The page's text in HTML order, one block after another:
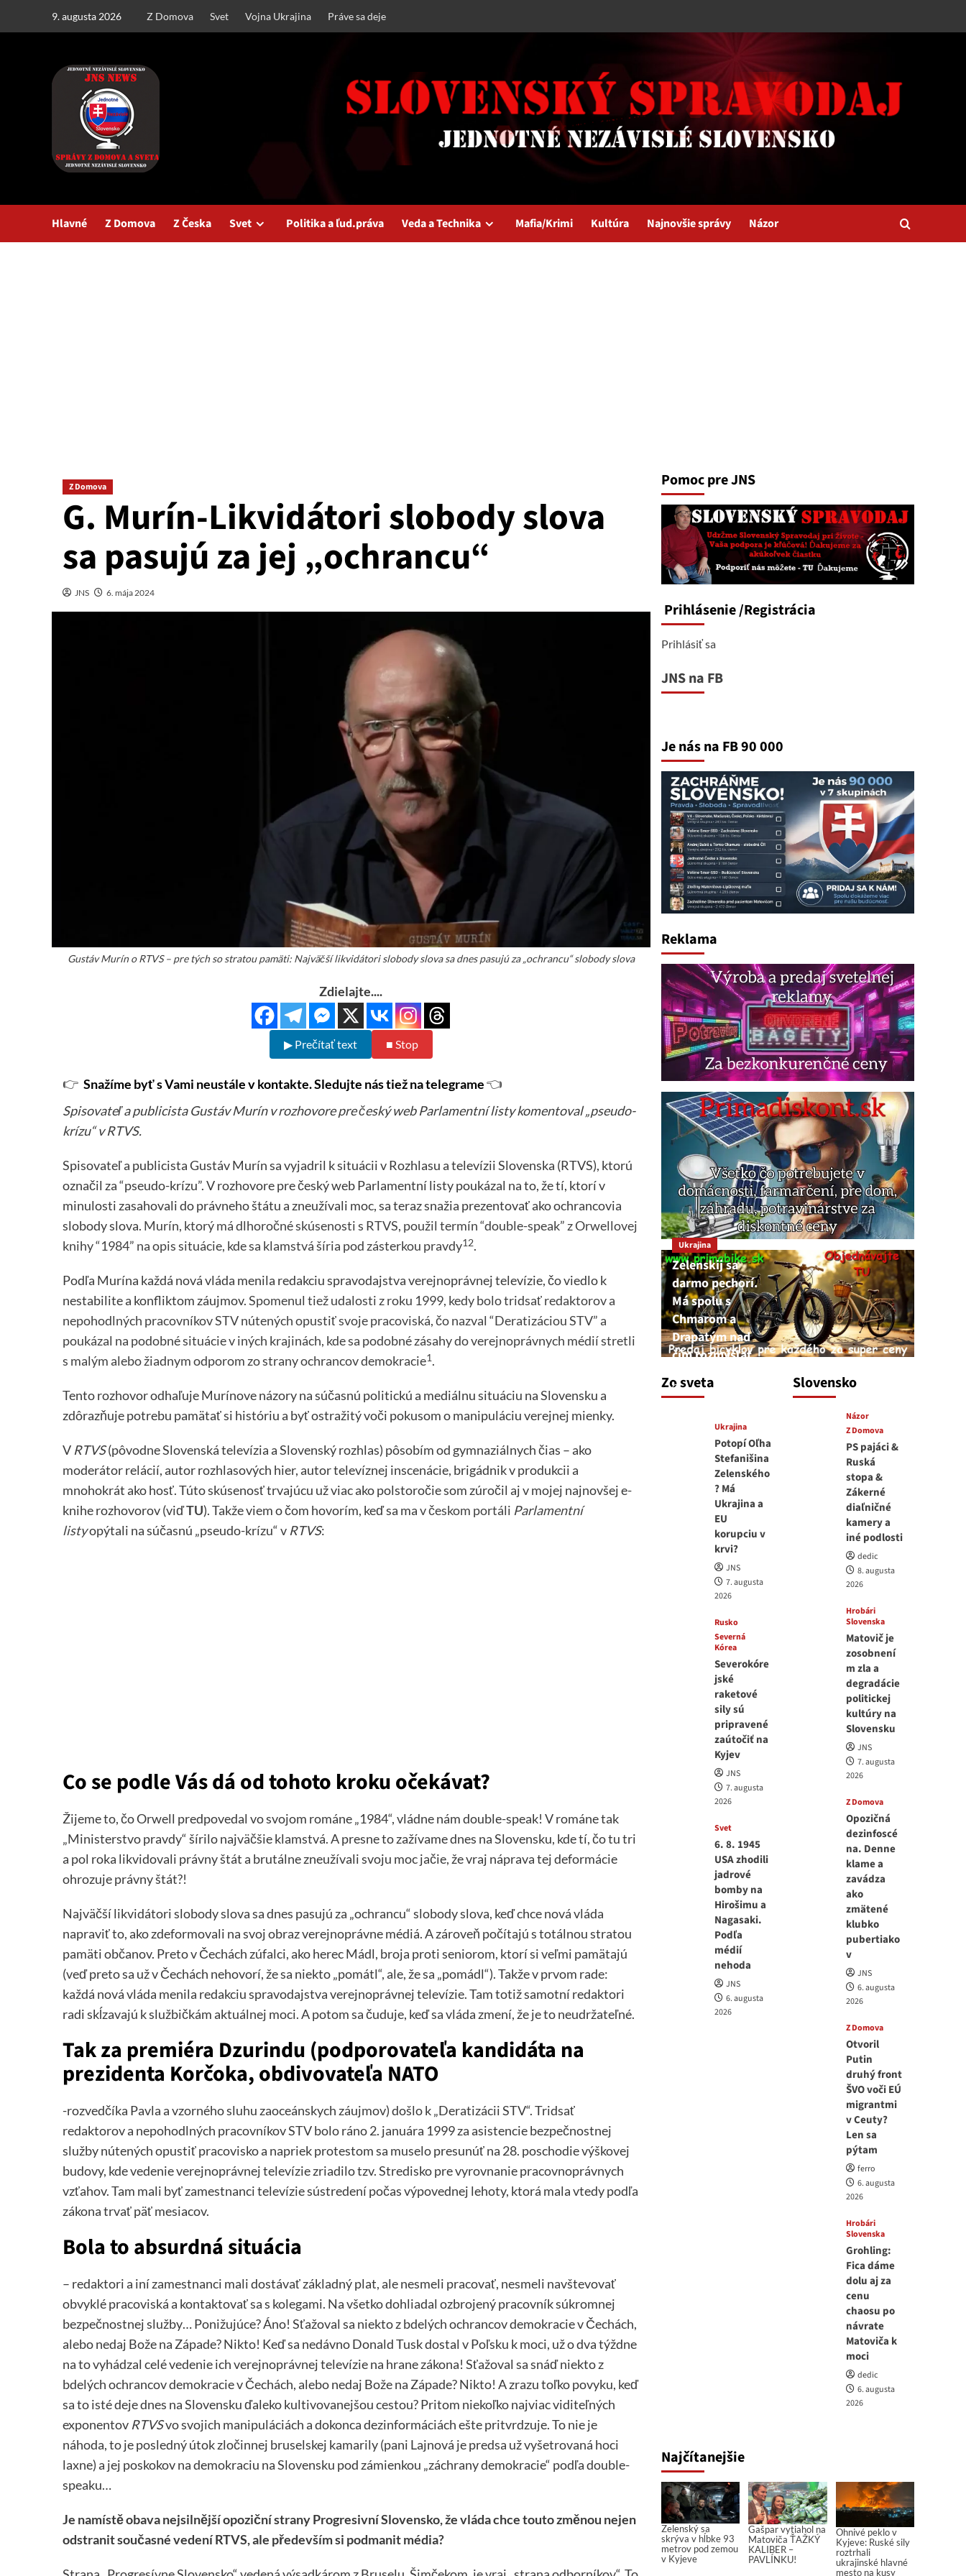
9. augusta 2026 Z Domova Svet Vojna Ukrajina Práve sa deje
Hlavné Z Domova Z Česka Svet Politika a ľud.práva Veda a Technika Mafia/Krimi Kultúra Najnovšie správy Názor
Z Domova
G. Murín-Likvidátori slobody slova
sa pasujú za jej „ochrancu“
JNS 6. mája 2024
Gustáv Murín o RTVS – pre tých so stratou pamäti: Najväčší likvidátori slobody slova sa dnes pasujú za „ochrancu“ slobody slova
Zdielajte....
▶ Prečítať text ■ Stop
👉 Snažíme byť s Vami neustále v kontakte. Sledujte nás tiež na telegrame👈
Spisovateľ a publicista Gustáv Murín v rozhovore pre český web Parlamentní listy komentoval „pseudo-
krízu“ v RTVS.
Spisovateľ a publicista Gustáv Murín sa vyjadril k situácii v Rozhlasu a televízii Slovenska (RTVS), ktorú
označil za “pseudo-krízu”. V rozhovore pre český web Parlamentní listy poukázal na to, že tí, ktorí v
minulosti zasahovali do právneho štátu a zneužívali moc, sa teraz snažia prezentovať ako ochrancovia
slobody slova. Murín, ktorý má dlhoročné skúsenosti s RTVS, použil termín “double-speak” z Orwellovej
knihy “1984” na opis situácie, kde sa klamstvá šíria pod zásterkou pravdy12.
Podľa Murína každá nová vláda menila redakciu spravodajstva verejnoprávnej televízie, čo viedlo k
nestabilite a konfliktom záujmov.Spomenul tiež udalosti z roku 1999, kedy bolo tridsať redaktorov a
nepohodlných pracovníkov STV nútených opustiť svoje pracoviská, čo nazval “Deratizáciou STV” a
poukázal na podobné situácie v iných krajinách, kde sa podobné zásahy do verejnoprávnych médií stretli
s malým alebo žiadnym odporom zo strany ochrancov demokracie1.
Tento rozhovor odhaľuje Murínove názory na súčasnú politickú a mediálnu situáciu na Slovensku a
zdôrazňuje potrebu pamätať si históriu a byť ostražitý voči pokusom o manipuláciu verejnej mienky.
VRTVS(pôvodne Slovenská televízia a Slovenský rozhlas) pôsobím od gymnaziálnych čias – ako
moderátor relácií, autor rozhlasových hier, autor televíznej inscenácie, brigádnik v produkcii a
mnohokrát ako hosť. Túto skúsenosť trvajúcu už viac ako polstoročie som zúročil aj v mojej najnovšej e-
knihe rozhovorov (viďTU). Takže viem o čom hovorím, keď sa mav českom portáli Parlamentní
listyopýtali na súčasnú „pseudo-krízu“ vRTVS:
Co se podle Vás dá od tohoto kroku očekávat?
Žijeme to, čo Orwell predpovedal vo svojom románe „1984“, vládne nám double-speak! V románe tak
„Ministerstvo pravdy“ šírilo najväčšie klamstvá. A presne to zažívame dnes na Slovensku, kde tí, čo tu tri
a pol roka likvidovali právny štát a brutálne zneužívali svoju moc jačie, že vraj náprava tej deformácie
ohrozuje právny štát?!
Najväčší likvidátori slobody slova sa dnes pasujú za „ochrancu“ slobody slova, keď chce nová vláda
napraviť to, ako zdeformovali na svoj obraz verejnoprávne médiá. A zároveň počítajú s totálnou stratou
pamäti občanov. Preto v Čechách zúfalci, ako herec Mádl, broja proti seniorom, ktorí si veľmi pamätajú
(veď preto sa už v Čechách nehovorí, že sa niekto „pomátl“, ale, že sa „pomádl“). Takže v prvom rade:
každá nová vláda menila redakciu spravodajstva verejnoprávnej televízie. Tam totiž samotní redaktori
radi skĺzavajú k službičkám aktuálnej moci. A potom sa čuduje, keď sa vláda zmení, že je to neudržateľné.
Tak za premiéra Dzurindu (podporovateľa kandidáta na
prezidenta Korčoka, obdivovateľa NATO
-rozvedčíka Pavla a vzorného sluhu zaoceánskych záujmov) došlo k „Deratizácii STV“. Tridsať
redaktorov a nepohodlných pracovníkov STV bolo ráno 2. januára 1999 za asistencie bezpečnostnej
služby nútených opustiť pracovisko a napriek protestom sa muselo presunúť na 28. poschodie výškovej
budovy, kde vedenie verejnoprávnej televízie zriadilo tzv. Stredisko pre vyrovnanie pracovnoprávnych
vzťahov. Tam mali byť zamestnanci televízie sústredení počas výpovednej lehoty, ktorá mala vtedy podľa
zákona trvať päť mesiacov.
Bola to absurdná situácia
– redaktori a iní zamestnanci mali dostávať základný plat, ale nesmeli pracovať, nesmeli navštevovať
obvyklé pracoviská a kontaktovať sa s kolegami. Na všetko dohliadal ozbrojený pracovník súkromnej
bezpečnostnej služby… Ponižujúce? Áno! Sťažoval sa niekto z bdelých ochrancov demokracie v Čechách,
alebo nedaj Bože na Západe? Nikto! Keď sa nedávno Donald Tusk dostal v Poľsku k moci, už o dva týždne
na to vyhádzal celé vedenie ich verejnoprávnej televízie na hrane zákona! Sťažoval sa snáď niekto z
bdelých ochrancov demokracie v Čechách, alebo nedaj Bože na Západe? Nikto! A zrazu toľko povyku, keď
sa to isté deje dnes na Slovensku ďaleko kultivovanejšou cestou? Pritom niekoľko najviac viditeľných
exponentovRTVSvo svojich manipuláciách a dokonca dezinformáciách ešte pritvrdzuje. To nie je
náhoda, to je posledný útok zločinnej bruselskej kamarily (pani Lajnová je predsa už vyšetrovaná hoci
laxne) a jej poskokov na demokraciu na Slovensku pod zámienkou „záchrany demokracie“ podľa double-
speaku…
Je namístě obava nejsilnější opoziční strany Progresivní Slovensko, že vláda chce touto změnou nejen
odstranit současné vedení RTVS, ale především si podmanit média?
Pomoc pre JNS
Prihlásenie/Registrácia
Prihlásiť sa
JNS na FB
Je nás na FB 90 000
Reklama
Zo sveta
Ukrajina
Zelenskij sa
darmo pechorí.
Má spolu s
Chmarom a
Drapatým nad
čím rozmýšľať
medvedar
8. augusta 2026
Ukrajina
Potopí Oľha
Stefanišina
Zelenského
? Má
Ukrajina a
EU
korupciu v
krvi?
JNS
7. augusta
2026
Rusko
Severná
Kórea
Severokóre
jské
raketové
sily sú
pripravené
zaútočiť na
Kyjev
JNS
7. augusta
2026
Svet
6. 8. 1945
USA zhodili
jadrové
bomby na
Hirošimu a
Nagasaki.
Podľa
médií
nehoda
JNS
6. augusta
2026
Slovensko
Názor
Z Domova
PS pajáci &
Ruská
stopa &
Zákerné
diaľničné
kamery a
iné podlosti
dedic
8. augusta
2026
Hrobári
Slovenska
Matovič je
zosobnení
m zla a
degradácie
politickej
kultúry na
Slovensku
JNS
7. augusta
2026
Z Domova
Opozičná
dezinfoscé
na. Denne
klame a
zavádza
ako
zmätené
klubko
pubertiako
v
JNS
6. augusta
2026
Z Domova
Otvoril
Putin
druhý front
ŠVO voči EÚ
migrantmi
v Ceuty?
Len sa
pýtam
ferro
6. augusta
2026
Hrobári
Slovenska
Grohling:
Fica dáme
dolu aj za
cenu
chaosu po
návrate
Matoviča k
moci
dedic
6. augusta
2026
Najčítanejšie
Zelenský sa
skrýva v hĺbke 93
metrov pod zemou
v Kyjeve
Gašpar vytiahol na
Matoviča ŤAŽKÝ
KALIBER –
PAVLÍNKU!
Ohnivé peklo v
Kyjeve: Ruské sily
roztrhali
ukrajinské hlavné
mesto na kusy